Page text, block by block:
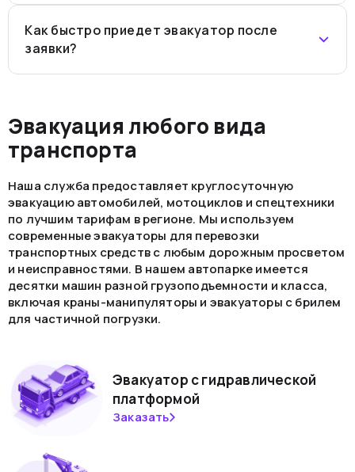
Как быстро приедет эвакуатор после
заявки?
Эвакуация любого вида
транспорта
Наша служба предоставляет круглосуточную
эвакуацию автомобилей, мотоциклов и спецтехники
по лучшим тарифам в регионе. Мы используем
современные эвакуаторы для перевозки
транспортных средств с любым дорожным просветом
и неисправностями. В нашем автопарке имеется
десятки машин разной грузоподъемности и класса,
включая краны-манипуляторы и эвакуаторы с брилем
для частичной погрузки.
Эвакуатор с гидравлической
платформой
Заказать